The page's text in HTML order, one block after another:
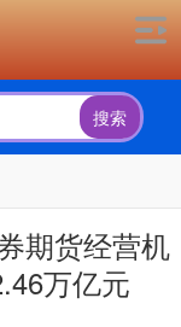
搜索
期货经营机
万亿元